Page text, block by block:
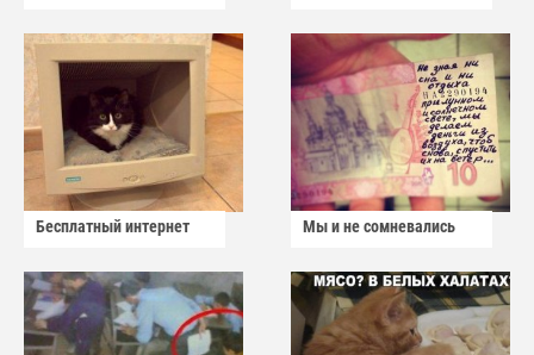
Бесплатный интернет Мы и не сомневались